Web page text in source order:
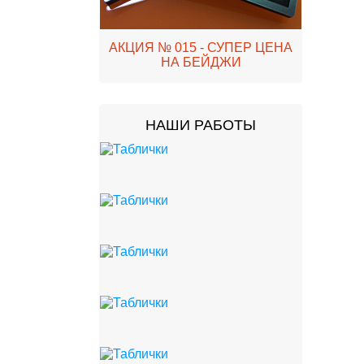
АКЦИЯ № 015 - СУПЕР ЦЕНА
НА БЕЙДЖИ
НАШИ РАБОТЫ